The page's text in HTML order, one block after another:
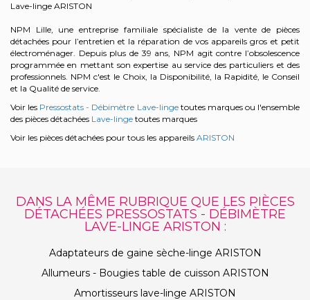
Lave-linge ARISTON
NPM Lille, une entreprise familiale spécialiste de la vente de pièces
détachées pour l’entretien et la réparation de vos appareils gros et petit
électroménager. Depuis plus de 39 ans, NPM agit contre l’obsolescence
programmée en mettant son expertise au service des particuliers et des
professionnels. NPM c'est le Choix, la Disponibilité, la Rapidité, le Conseil
et la Qualité de service.
Voir les Pressostats - Débimètre Lave-lingetoutes marques ou l'ensemble
des pièces détachées Lave-linge toutes marques
Voir les pièces détachées pour tous les appareils ARISTON
DANS LA MÊME RUBRIQUE QUE LES PIÈCES
DÉTACHÉES PRESSOSTATS - DÉBIMÈTRE
LAVE-LINGE ARISTON :
Adaptateurs de gaine sèche-linge ARISTON
Allumeurs - Bougies table de cuisson ARISTON
Amortisseurs lave-linge ARISTON